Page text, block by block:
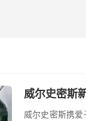
威尔史密斯
威尔史密斯携爱